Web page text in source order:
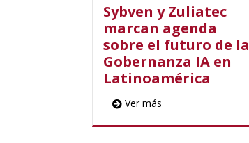
Sybven y Zuliatec
marcan agenda
sobre el futuro de la
Gobernanza IA en
Latinoamérica
Ver más